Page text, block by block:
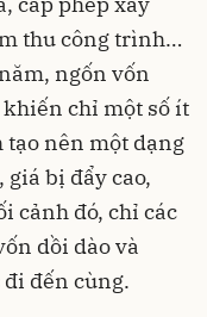
thu công trình…
ngốn vốn
chỉ một số ít
nên một dạng
bị đẩy cao,
cảnh đó, chỉ các
dồi dào và
đến cùng.